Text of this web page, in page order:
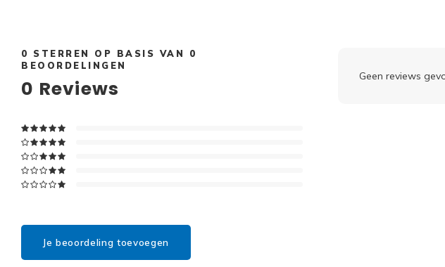
0 STERREN OP BASIS VAN 0
BEOORDELINGEN
0 Reviews
Je beoordeling toevoegen
Geen reviews